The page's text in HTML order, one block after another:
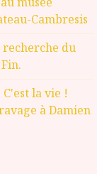
Cambresis
recherche du
C'est la vie !
à Damien